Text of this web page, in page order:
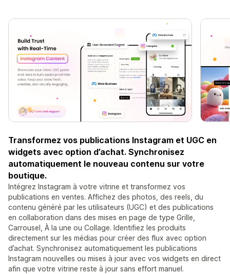
Transformez vos publications Instagram et UGC en
widgets avec option d’achat. Synchronisez
automatiquement le nouveau contenu sur votre
boutique.
Intégrez Instagram à votre vitrine et transformez vos
publications en ventes. Affichez des photos, des reels, du
contenu généré par les utilisateurs (UGC) et des publications
en collaboration dans des mises en page de type Grille,
Carrousel, À la une ou Collage. Identifiez les produits
directement sur les médias pour créer des flux avec option
d’achat. Synchronisez automatiquement les publications
Instagram nouvelles ou mises à jour avec vos widgets en direct
afin que votre vitrine reste à jour sans effort manuel.